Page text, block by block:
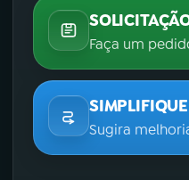
Faça um
SIMPLIFIQUE
Sugira